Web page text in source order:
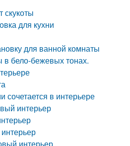
скукоты
для кухни
для ванной комнаты
в бело-бежевых тонах.
сочетается в интерьере
интерьер